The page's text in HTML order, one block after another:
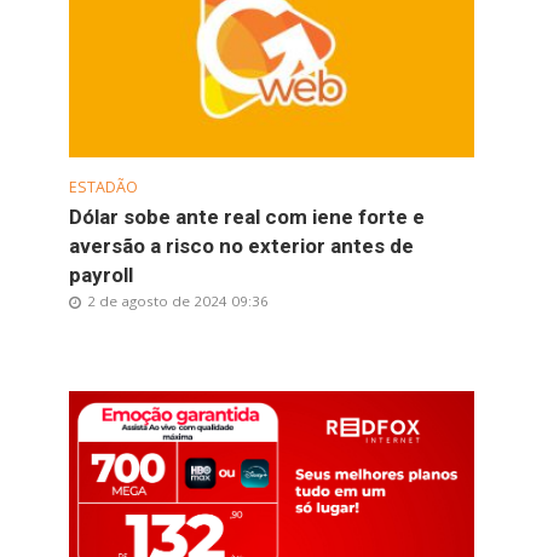
ESTADÃO
Dólar sobe ante real com iene forte e
aversão a risco no exterior antes de
payroll
2 de agosto de 2024 09:36